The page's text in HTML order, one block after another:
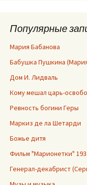
Популярные
Мария Бабанова
Бабушка Пушкина
Дом И. Лидваль
Кому мешал царь-
Ревность богини Геры
Маркиз де ла Шетарди
Божье дитя
Фильм "Марионетки"
Генерал-декабрист